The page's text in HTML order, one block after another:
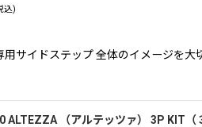
込)
用サイドステップ 全体のイメージを
ALTEZZA （アルテッツァ） 3P KIT（